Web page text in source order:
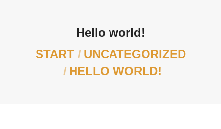
Hello world!
START
UNCATEGORIZED
HELLO WORLD!